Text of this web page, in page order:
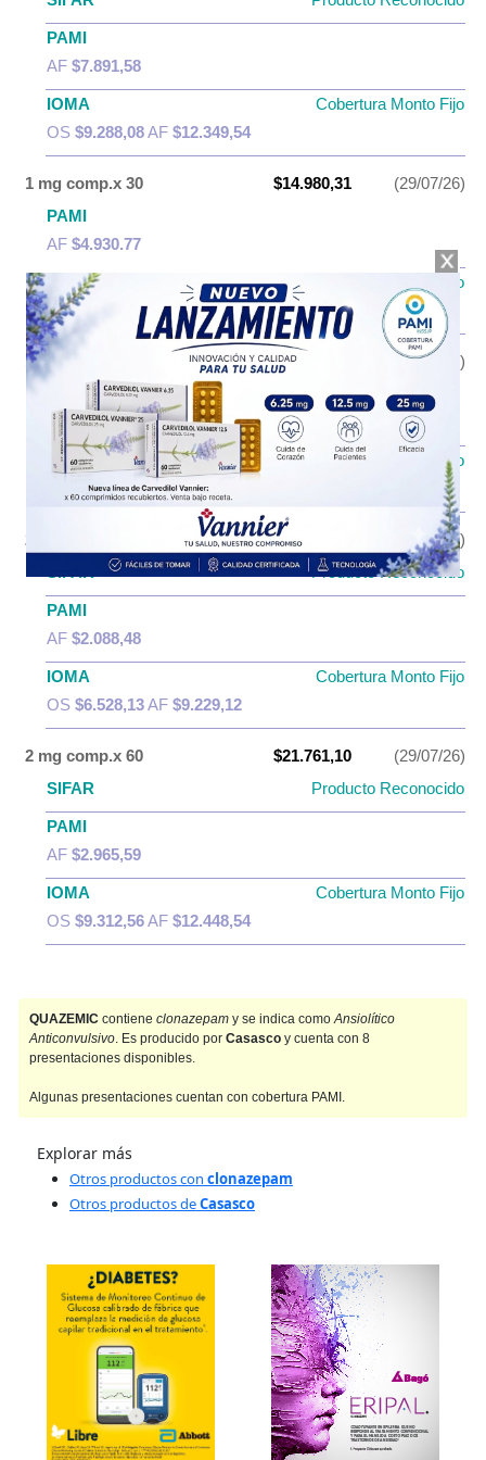
PAMI
AF $7.891,58
IOMA
Cobertura Monto Fijo
OS $9.288,08AF $12.349,54
1 mg comp.x 30 $14.980,31
(29/07/26)
PAMI
AF $4.930,77
IOMA
Cobertura Monto Fijo
OS$6.144,87AF $8.835,44
1 mg comp.x 60 $21.696,76
(29/07/26)
AF$7.795,88
IOMA
Cobertura Monto Fijo
$9.227,76AF$12.469,00
2 mg comp.x 30 $15.757,25
(29/07/26)
Producto Reconocido
PAMI
AF $2.088,48
IOMA
Cobertura Monto Fijo
OS $6.528,13AF $9.229,12
2 mg comp.x 60 $21.761,10
(29/07/26)
SIFAR
Producto Reconocido
PAMI
AF $2.965,59
IOMA
Cobertura Monto Fijo
OS $9.312,56AF $12.448,54
QUAZEMIC contiene clonazepam y se indica comoAnsiolítico
Anticonvulsivo. Es producido por Casasco y cuenta con 8
presentaciones disponibles.
Algunas presentaciones cuentan con cobertura PAMI.
Explorar más
Otros productos con clonazepam
Otros productos deCasasco